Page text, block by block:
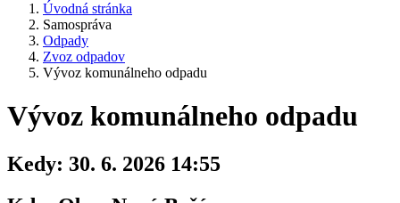
Úvodná stránka
Samospráva
Odpady
Zvoz odpadov
Vývoz komunálneho odpadu
Vývoz komunálneho odpadu
Kedy: 30. 6. 2026 14:55